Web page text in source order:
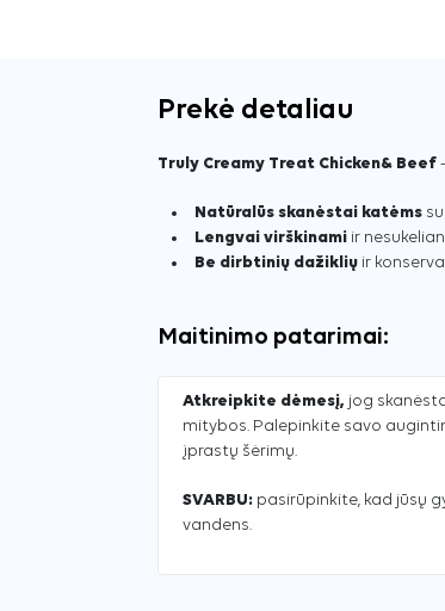
Prekė detaliau
Truly Creamy Treat Chicken& Beef
Natūralūs skanėstai katėms
Lengvai virškinami ir
Be dirbtinių dažiklių ir
Maitinimo patarimai:
Atkreipkite dėmesį, jog
mitybos. Palepinkite savo
įprastų šėrimų.
SVARBU: pasirūpinkite, kad jūsų
vandens.